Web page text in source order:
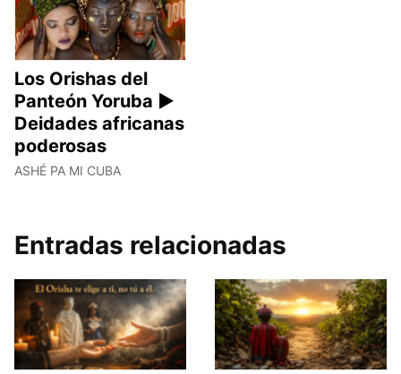
Los Orishas del
Panteón Yoruba ►
Deidades africanas
poderosas
ASHÉ PA MI CUBA
Entradas relacionadas